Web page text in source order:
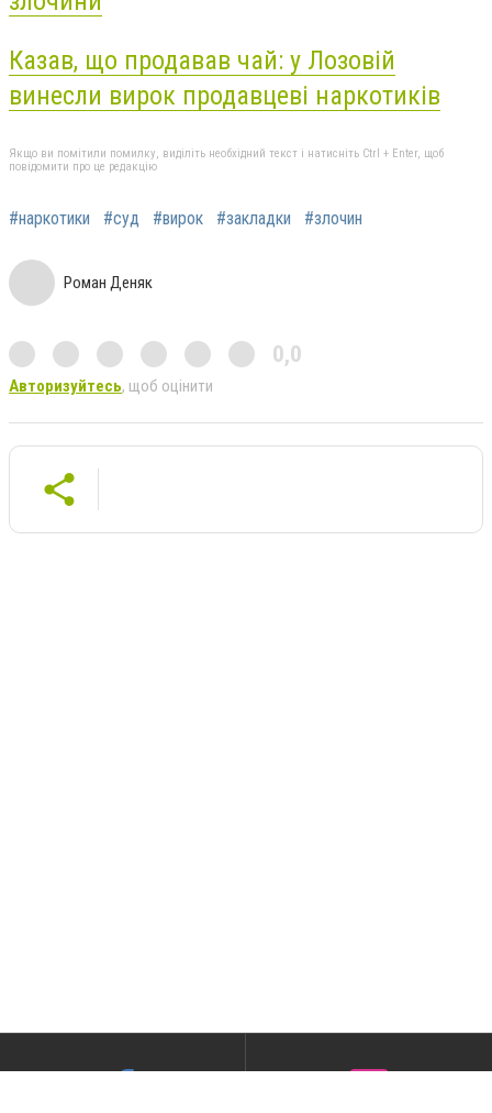
Казав, що продавав чай: у Лозовій
винесли вирок продавцеві наркотиків
Якщо ви помітили помилку, виділіть необхідний текст і натисніть Ctrl + Enter, щоб
повідомити про це редакцію
#наркотики #суд #вирок #закладки #злочин
Роман Деняк
0,0
Авторизуйтесь, щоб оцінити